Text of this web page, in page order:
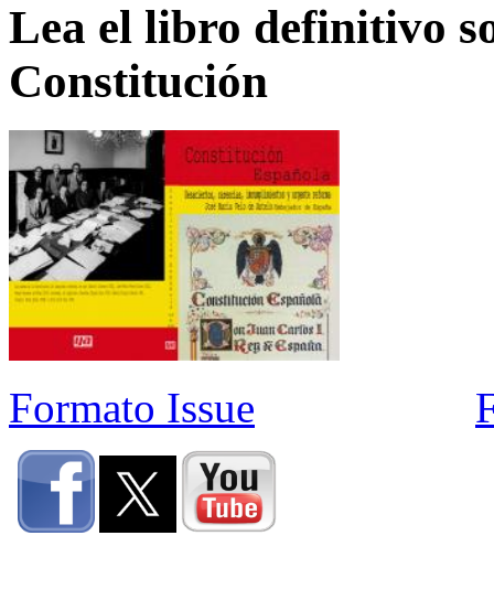
Lea el libro definitivo
Constitución
Formato Issue